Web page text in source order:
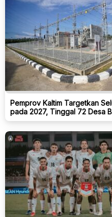
Pemprov Kaltim Targetkan
pada 2027, Tinggal 72 Desa